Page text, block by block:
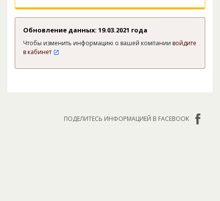
Обновление данных: 19.03.2021 года
Чтобы изменить информацию о вашей компании войдите
в кабинет
ПОДЕЛИТЕСЬ ИНФОРМАЦИЕЙ В FACEBOOK